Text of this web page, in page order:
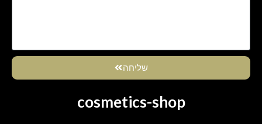
שליחה
cosmetics-shop